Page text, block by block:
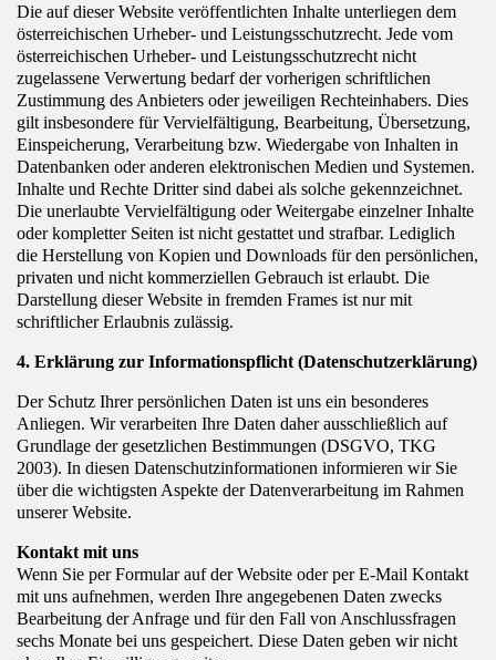
Die auf dieser Website veröffentlichten Inhalte unterliegen dem
österreichischen Urheber- und Leistungsschutzrecht. Jede vom
österreichischen Urheber- und Leistungsschutzrecht nicht
zugelassene Verwertung bedarf der vorherigen schriftlichen
Zustimmung des Anbieters oder jeweiligen Rechteinhabers. Dies
gilt insbesondere für Vervielfältigung, Bearbeitung, Übersetzung,
Einspeicherung, Verarbeitung bzw. Wiedergabe von Inhalten in
Datenbanken oder anderen elektronischen Medien und Systemen.
Inhalte und Rechte Dritter sind dabei als solche gekennzeichnet.
Die unerlaubte Vervielfältigung oder Weitergabe einzelner Inhalte
oder kompletter Seiten ist nicht gestattet und strafbar. Lediglich
die Herstellung von Kopien und Downloads für den persönlichen,
privaten und nicht kommerziellen Gebrauch ist erlaubt. Die
Darstellung dieser Website in fremden Frames ist nur mit
schriftlicher Erlaubnis zulässig.
4. Erklärung zur Informationspflicht (Datenschutzerklärung)
Der Schutz Ihrer persönlichen Daten ist uns ein besonderes
Anliegen. Wir verarbeiten Ihre Daten daher ausschließlich auf
Grundlage der gesetzlichen Bestimmungen (DSGVO, TKG
2003). In diesen Datenschutzinformationen informieren wir Sie
über die wichtigsten Aspekte der Datenverarbeitung im Rahmen
unserer Website.
Kontakt mit uns
Wenn Sie per Formular auf der Website oder per E-Mail Kontakt
mit uns aufnehmen, werden Ihre angegebenen Daten zwecks
Bearbeitung der Anfrage und für den Fall von Anschlussfragen
sechs Monate bei uns gespeichert. Diese Daten geben wir nicht